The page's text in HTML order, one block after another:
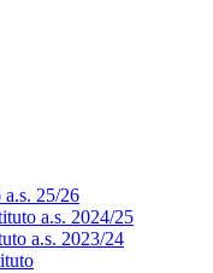
25/26
a.s. 2024/25
a.s. 2023/24